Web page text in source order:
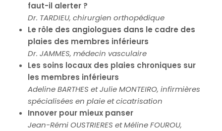
faut-il alerter ?
Dr. TARDIEU, chirurgien orthopédique
Le rôle des angiologues dans le cadre des
plaies des membres inférieurs
Dr. JAMMES, médecin vasculaire
Les soins locaux des plaies chroniques sur
les membres inférieurs
Adeline BARTHES et Julie MONTEIRO, infirmières
spécialisées en plaie et cicatrisation
Innover pour mieux panser
Jean-Rémi OUSTRIERES et Méline FOUROU,